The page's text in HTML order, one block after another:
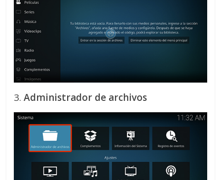
3.Administrador de archivos